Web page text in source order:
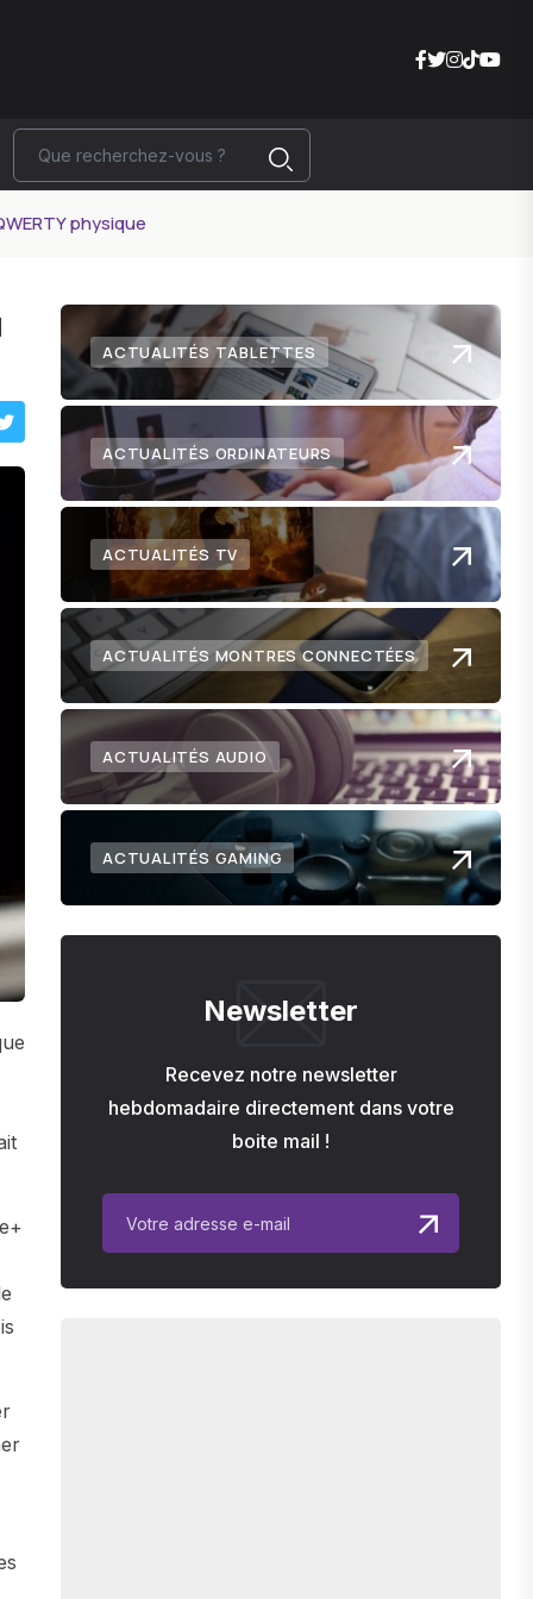
physique
ACTUALITÉS TABLETTES
ACTUALITÉS ORDINATEURS
ACTUALITÉS TV
ACTUALITÉS MONTRES CONNECTÉES
ACTUALITÉS AUDIO
ACTUALITÉS GAMING
Newsletter
Recevez notre newsletter
hebdomadaire directement dans votre
boite mail !